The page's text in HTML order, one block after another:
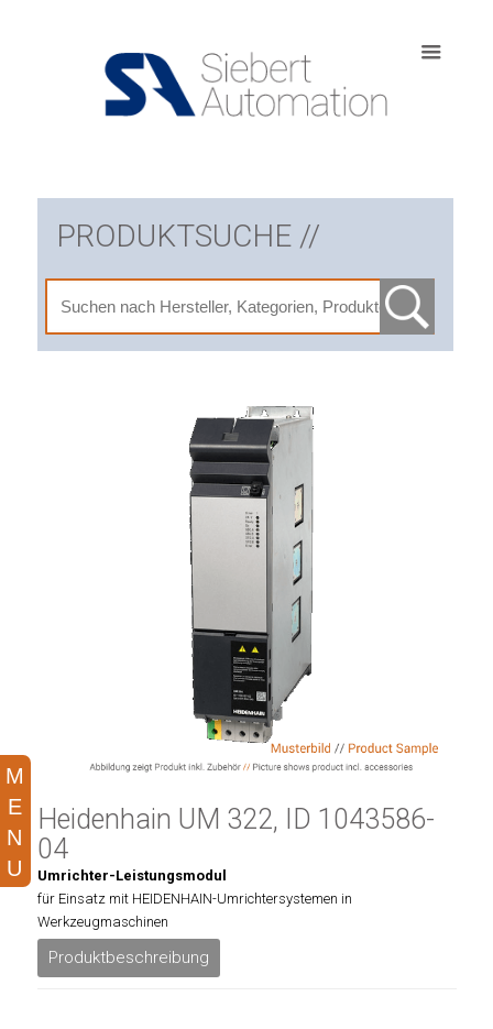
PRODUKTSUCHE //
Heidenhain UM 322, ID 1043586-
04
Umrichter-Leistungsmodul
für Einsatz mit HEIDENHAIN-Umrichtersystemen in
Werkzeugmaschinen
Produktbeschreibung